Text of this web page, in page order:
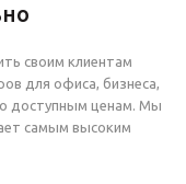
своим клиентам
для офиса, бизнеса,
доступным ценам. Мы
самым высоким